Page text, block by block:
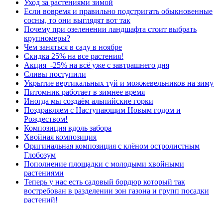
Уход за растениями зимой
Если вовремя и правильно подстригать обыкновенные
сосны, то они выглядят вот так
Почему при озеленении ландшафта стоит выбрать
крупномеры?
Чем заняться в саду в ноябре
Скидка 25% на все растения!
Акция -25% на всё уже с завтрашнего дня
Сливы поступили
Укрытие вертикальных туй и можжевельников на зиму
Питомник работает в зимнее время
Иногда мы создаём альпийские горки
Поздравляем с Наступающим Новым годом и
Рождеством!
Композиция вдоль забора
Хвойная композиция
Оригинальная композиция с клёном остролистным
Глобозум
Пополнение площадки с молодыми хвойными
растениями
Теперь у нас есть садовый бордюр который так
востребован в разделении зон газона и групп посадки
растений!